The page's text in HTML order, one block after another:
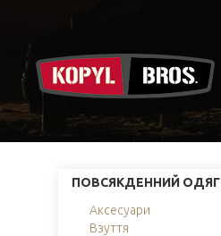
ПОВСЯКДЕННИЙ ОДЯГ
Аксесуари
Взуття